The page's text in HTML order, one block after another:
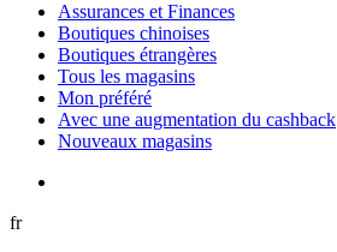
Assurances et Finances
Boutiques chinoises
Boutiques étrangères
Tous les magasins
Mon préféré
Avec une augmentation du cashback
Nouveaux magasins
fr